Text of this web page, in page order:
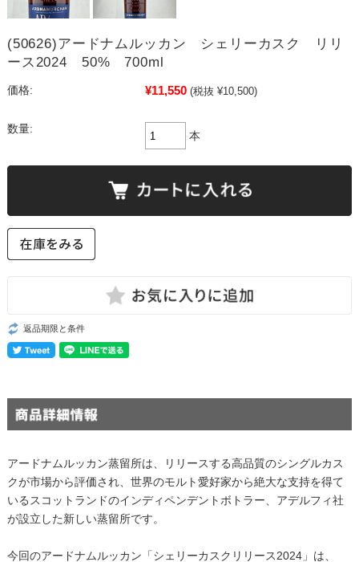
(50626)アードナムルッカン シェリーカスク リリ
ース2024 50% 700ml
価格: ¥11,550 (税抜 ¥10,500)
数量:
本
返品期限と条件
アードナムルッカン蒸留所は、リリースする高品質のシングルカス
クが市場から評価され、世界のモルト愛好家から絶大な支持を得て
いるスコットランドのインディペンデントボトラー、アデルフィ社
が設立した新しい蒸留所です。
今回のアードナムルッカン「シェリーカスクリリース2024」は、